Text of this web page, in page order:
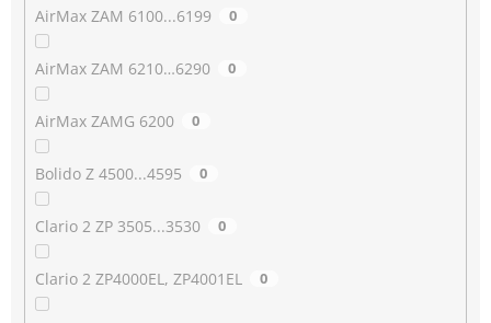
AirMax ZAM 6100...6199 0
AirMax ZAM 6210…6290 0
AirMax ZAMG 6200 0
Bolido Z 4500...4595 0
Clario 2 ZP 3505...3530 0
Clario 2 ZP4000EL, ZP4001EL 0